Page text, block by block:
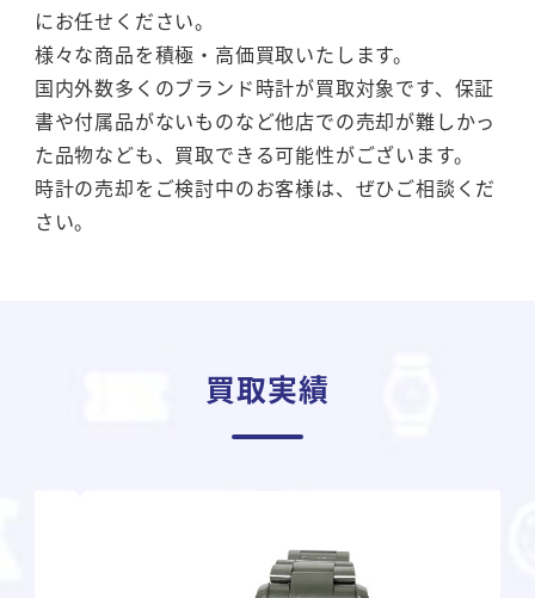
にお任せください。
様々な商品を積極・高価買取いたします。
国内外数多くのブランド時計が買取対象です、保証
書や付属品がないものなど他店での売却が難しかっ
た品物なども、買取できる可能性がございます。
時計の売却をご検討中のお客様は、ぜひご相談くだ
さい。
買取実績